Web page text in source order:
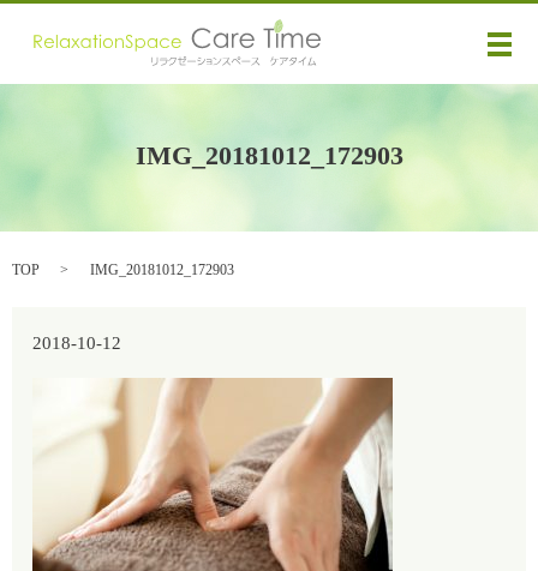
メ
IMG_20181012_172903
TOP IMG_20181012_172903
2018-10-12